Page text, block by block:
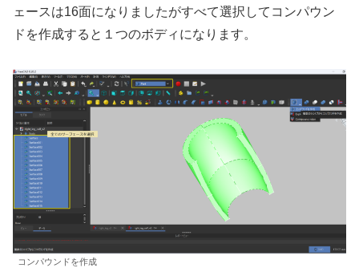
ェースは16面になりましたがすべて選択してコンパウン
ドを作成すると１つのボディになります。
コンパウンドを作成